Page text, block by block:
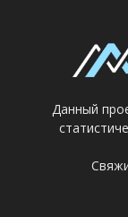
Данный